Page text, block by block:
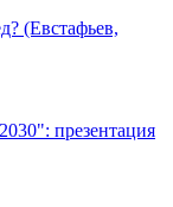
(Евстафьев,
презентация